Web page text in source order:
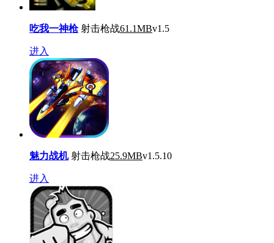
吃我一神枪 射击枪战61.1MBv1.5
进入
魅力战机 射击枪战25.9MBv1.5.10
进入